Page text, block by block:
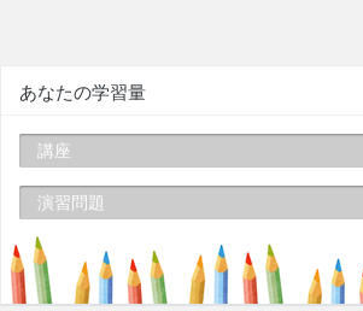
あなたの学習量
講座
演習問題